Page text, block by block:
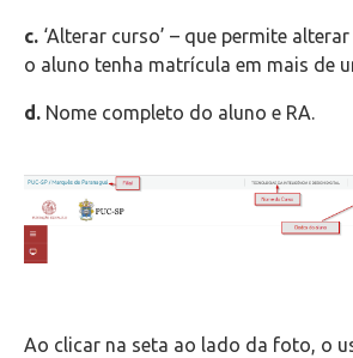
c. ‘Alterar curso’ – que permite
o aluno tenha matrícula em mais de
d. Nome completo do aluno e RA.
Ao clicar na seta ao lado da foto, o